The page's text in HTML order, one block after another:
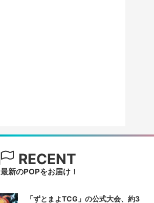
RECENT
最新のPOPをお届け！
「ずとまよTCG」の公式大会、約3